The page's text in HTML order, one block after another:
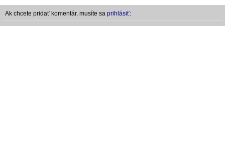
Ak chcete pridať komentár, musíte sa prihlásiť: